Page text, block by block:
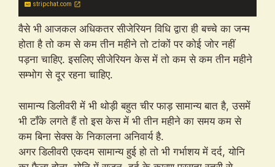
stripchat.com
वैसे भी आजकल अधिकतर सीजेरियन विधि द्वारा ही बच्चे का जन्म
होता है तो कम से कम तीन महीने तो टांकों पर कोई जोर नहीं
पड़ना चाहिए. इसलिए सीजेरियन केस में तो कम से कम तीन महीने
सम्भोग से दूर रहना चाहिए.
सामान्य डिलीवरी में भी थोड़ी बहुत चीर फाड़ सामान्य बात है, उसमें
भी टाँके लगते हैं तो इस केस में भी तीन महीने का समय कम से
कम बिना सेक्स के निकालना अनिवार्य है.
अगर डिलीवरी एकदम सामान्य हुई हो तो भी गर्भाशय में दर्द, योनि